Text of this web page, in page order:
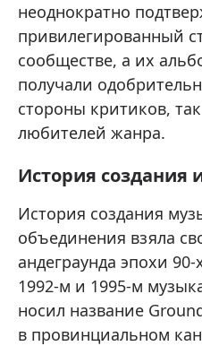
неоднократно
привилегированный
сообществе, а их
получали
стороны критиков,
любителей жанра.
История создания
История создания
объединения взяла
андеграунда эпохи
1992-м и 1995-м
носил название
в провинциальном